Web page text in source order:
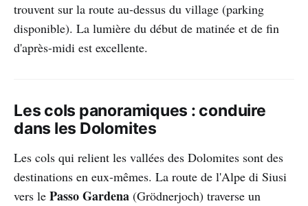
trouvent sur la route au-dessus du village (parking
disponible). La lumière du début de matinée et de fin
d'après-midi est excellente.
Les cols panoramiques : conduire
dans les Dolomites
Les cols qui relient les vallées des Dolomites sont des
destinations en eux-mêmes. La route de l'Alpe di Siusi
vers le Passo Gardena (Grödnerjoch) traverse un